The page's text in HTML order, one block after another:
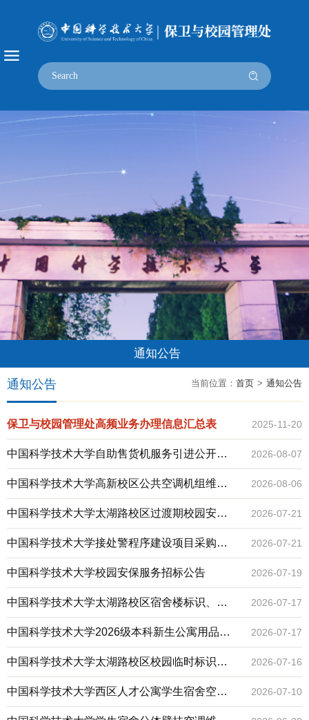
通知公告
当前位置： 首页 > 通知公告
通知公告
保卫与校园管理处高频业务办理信息汇总表 2025-11-20
中国科学技术大学自助售货机服务引进公开招
标公告
2026-08-07
中国科学技术大学高新校区公共空调机组维保
服务招标公告
2026-08-06
中国科学技术大学太湖路校区过渡期校园安保
服务项目采购磋商公告
2026-07-21
中国科学技术大学接处警程序建设项目采购磋
商公告
2026-07-21
中国科学技术大学校园安保服务招标公告 2026-07-19
中国科学技术大学太湖路校区宿舍楼标识、标
语广告制作采购询价文件
2026-07-17
中国科学技术大学2026级本科新生公寓用品采
购项目谈判公告
2026-07-17
中国科学技术大学太湖路校区校园临时标识牌
采购项目询价公告
2026-07-16
中国科学技术大学西区人才公寓学生宿舍空调 2026-07-10